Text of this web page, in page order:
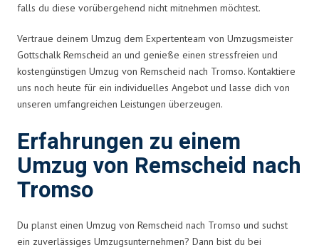
falls du diese vorübergehend nicht mitnehmen möchtest.
Vertraue deinem Umzug dem Expertenteam von Umzugsmeister
Gottschalk Remscheid an und genieße einen stressfreien und
kostengünstigen Umzug von Remscheid nach Tromso. Kontaktiere
uns noch heute für ein individuelles Angebot und lasse dich von
unseren umfangreichen Leistungen überzeugen.
Erfahrungen zu einem
Umzug von Remscheid nach
Tromso
Du planst einen Umzug von Remscheid nach Tromso und suchst
ein zuverlässiges Umzugsunternehmen? Dann bist du bei